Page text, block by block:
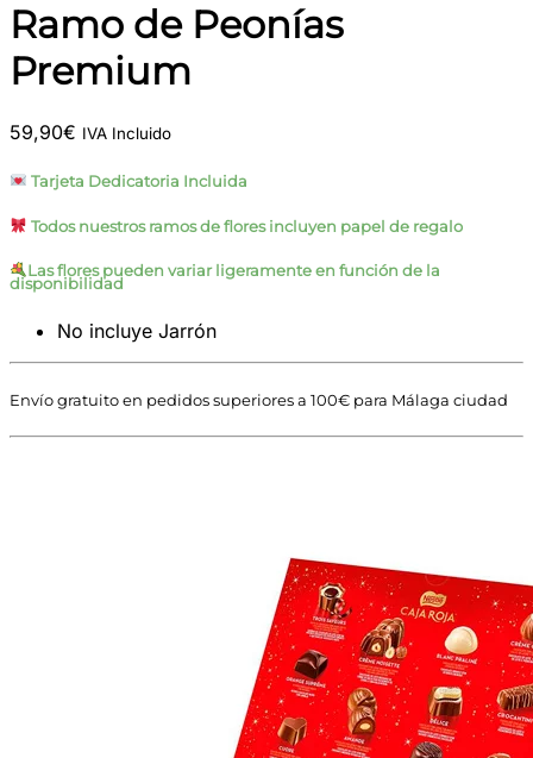
Ramo de Peonías
Premium
59,90€ IVA Incluido
Tarjeta Dedicatoria Incluida
Todos nuestros ramos de flores incluyen papel de regalo
Las flores pueden variar ligeramente en función de la
disponibilidad
No incluye Jarrón
Envío gratuito en pedidos superiores a 100€ para Málaga ciudad